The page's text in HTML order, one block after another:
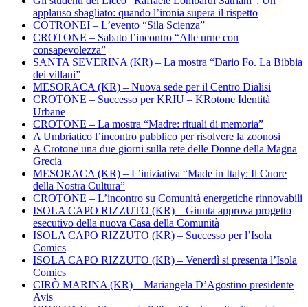
applauso sbagliato: quando l’ironia supera il rispetto
COTRONEI – L’evento “Sila Scienza”
CROTONE – Sabato l’incontro “Alle urne con
consapevolezza”
SANTA SEVERINA (KR) – La mostra “Dario Fo. La Bibbia
dei villani”
MESORACA (KR) – Nuova sede per il Centro Dialisi
CROTONE – Successo per KRIU – KRotone Identità
Urbane
CROTONE – La mostra “Madre: rituali di memoria”
A Umbriatico l’incontro pubblico per risolvere la zoonosi
A Crotone una due giorni sulla rete delle Donne della Magna
Grecia
MESORACA (KR) – L’iniziativa “Made in Italy: Il Cuore
della Nostra Cultura”
CROTONE – L’incontro su Comunità energetiche rinnovabili
ISOLA CAPO RIZZUTO (KR) – Giunta approva progetto
esecutivo della nuova Casa della Comunità
ISOLA CAPO RIZZUTO (KR) – Successo per l’Isola
Comics
ISOLA CAPO RIZZUTO (KR) – Venerdì si presenta l’Isola
Comics
CIRÒ MARINA (KR) – Mariangela D’Agostino presidente
Avis